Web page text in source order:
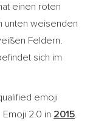
einen roten
unten weisenden
Feldern.
sich im
emoji
2.0 in 2015.